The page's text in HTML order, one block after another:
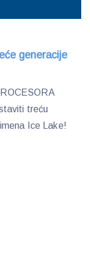
generacije
treću
Ice Lake!